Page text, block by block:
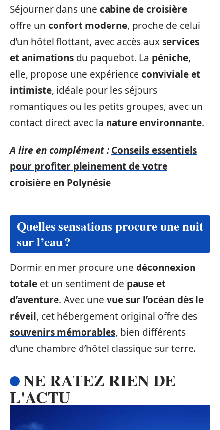
Séjourner dans une cabine de croisière
offre un confort moderne, proche de celui
d’un hôtel flottant, avec accès auxservices
et animations du paquebot. La péniche,
elle, propose une expérience conviviale et
intimiste, idéale pour les séjours
romantiques ou les petits groupes, avec un
contact direct avec la nature environnante.
A lire en complément : Conseils essentiels
pour profiter pleinement de votre
croisière en Polynésie
Quelles sensations procure une nuit
sur l’eau ?
Dormir en mer procure une déconnexion
totale et un sentiment de pause et
d’aventure. Avec une vue sur l’océan dès le
réveil, cet hébergement original offre des
souvenirs mémorables, bien différents
d’une chambre d’hôtel classique sur terre.
NE RATEZ RIEN DE
L'ACTU